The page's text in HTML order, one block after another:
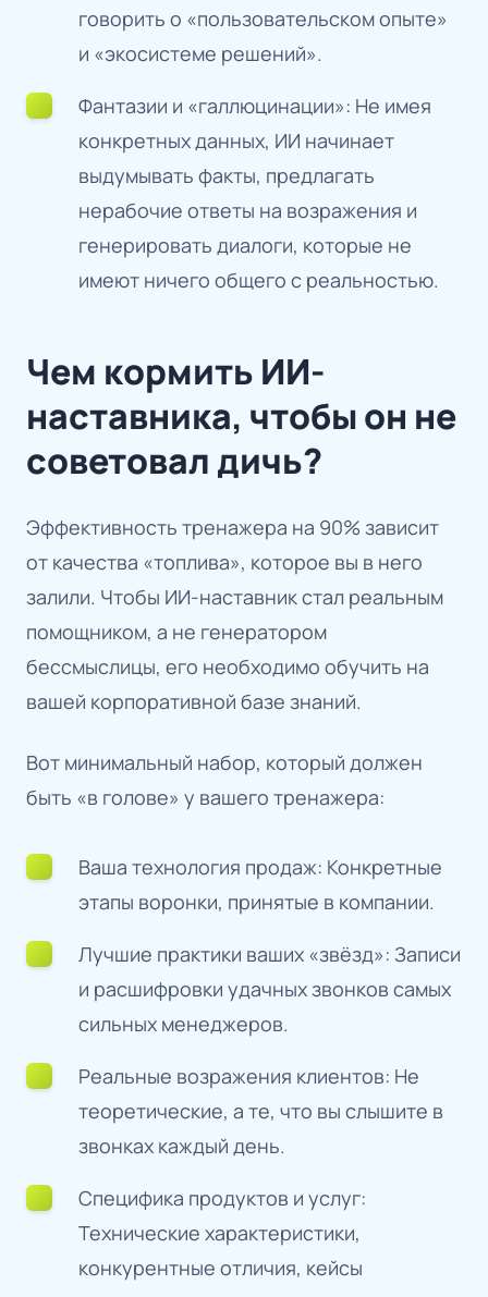
говорить о «пользовательском опыте»
и «экосистеме решений».
Фантазии и «галлюцинации»: Не имея
конкретных данных, ИИ начинает
выдумывать факты, предлагать
нерабочие ответы на возражения и
генерировать диалоги, которые не
имеют ничего общего с реальностью.
Чем кормить ИИ-
наставника, чтобы он не
советовал дичь?
Эффективность тренажера на 90% зависит
от качества «топлива», которое вы в него
залили. Чтобы ИИ-наставник стал реальным
помощником, а не генератором
бессмыслицы, его необходимо обучить на
вашей корпоративной базе знаний.
Вот минимальный набор, который должен
быть «в голове» у вашего тренажера:
Ваша технология продаж: Конкретные
этапы воронки, принятые в компании.
Лучшие практики ваших «звёзд»: Записи
и расшифровки удачных звонков самых
сильных менеджеров.
Реальные возражения клиентов: Не
теоретические, а те, что вы слышите в
звонках каждый день.
Специфика продуктов и услуг:
Технические характеристики,
конкурентные отличия, кейсы